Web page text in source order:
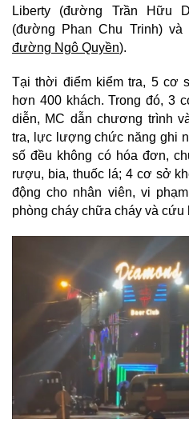
Liberty (đường Trần Hữu
(đường Phan Chu Trinh)
đường Ngô Quyền).
Tại thời điểm kiểm tra, 5 cơ
hơn 400 khách. Trong đó, 3
diễn, MC dẫn chương trình
tra, lực lượng chức năng ghi
số đều không có hóa đơn,
rượu, bia, thuốc lá; 4 cơ sở
động cho nhân viên, vi
phòng cháy chữa cháy và cứu